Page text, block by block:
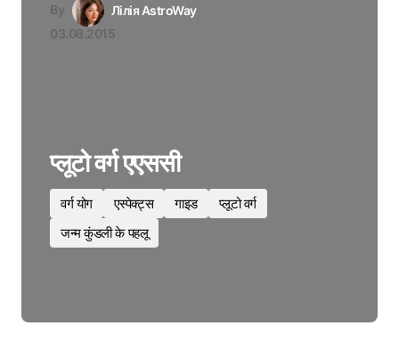
By
Лілія AstroWay
03.08.2015
प्लूटो वर्ग एएससी
वर्ग योग एस्पेक्ट्स गाइड
प्लूटो वर्ग
जन्म कुंडली के पहलू